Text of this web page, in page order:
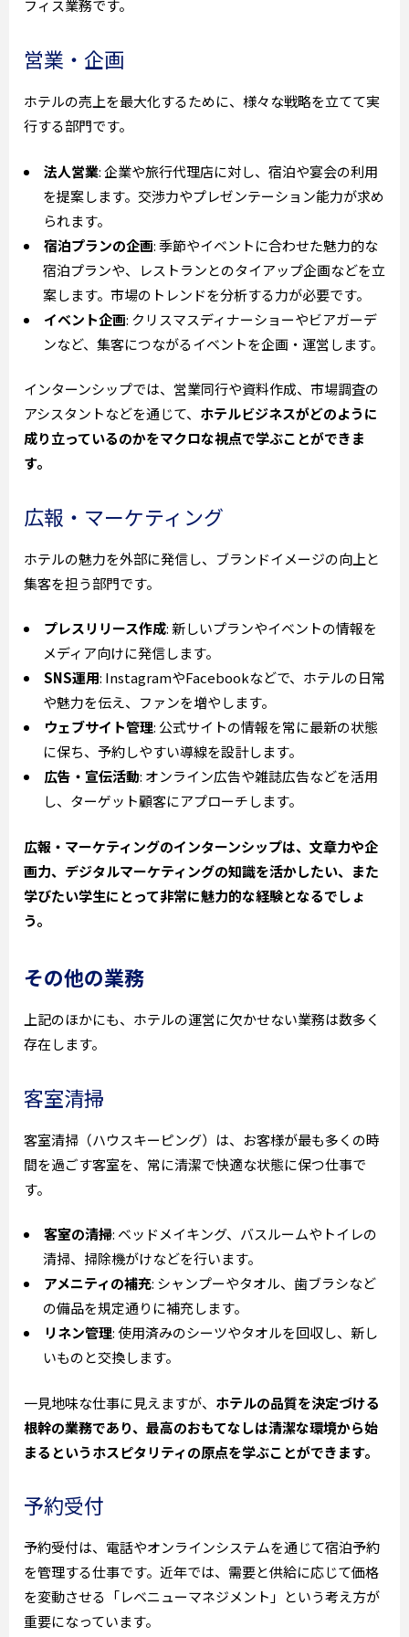
フィス業務です。
営業・企画
ホテルの売上を最大化するために、様々な戦略を立てて実
行する部門です。
法人営業: 企業や旅行代理店に対し、宿泊や宴会の利用
を提案します。交渉力やプレゼンテーション能力が求め
られます。
宿泊プランの企画: 季節やイベントに合わせた魅力的な
宿泊プランや、レストランとのタイアップ企画などを立
案します。市場のトレンドを分析する力が必要です。
イベント企画: クリスマスディナーショーやビアガーデ
ンなど、集客につながるイベントを企画・運営します。
インターンシップでは、営業同行や資料作成、市場調査の
アシスタントなどを通じて、 ホテルビジネスがどのように
成り立っているのかをマクロな視点で学ぶことができま
す。
広報・マーケティング
ホテルの魅力を外部に発信し、ブランドイメージの向上と
集客を担う部門です。
プレスリリース作成: 新しいプランやイベントの情報を
メディア向けに発信します。
SNS運用: InstagramやFacebookなどで、ホテルの日常
や魅力を伝え、ファンを増やします。
ウェブサイト管理: 公式サイトの情報を常に最新の状態
に保ち、予約しやすい導線を設計します。
広告・宣伝活動: オンライン広告や雑誌広告などを活用
し、ターゲット顧客にアプローチします。
広報・マーケティングのインターンシップは、文章力や企
画力、デジタルマーケティングの知識を活かしたい、また
学びたい学生にとって非常に魅力的な経験となるでしょ
う。
その他の業務
上記のほかにも、ホテルの運営に欠かせない業務は数多く
存在します。
客室清掃
客室清掃（ハウスキーピング）は、お客様が最も多くの時
間を過ごす客室を、常に清潔で快適な状態に保つ仕事で
す。
客室の清掃: ベッドメイキング、バスルームやトイレの
清掃、掃除機がけなどを行います。
アメニティの補充: シャンプーやタオル、歯ブラシなど
の備品を規定通りに補充します。
リネン管理: 使用済みのシーツやタオルを回収し、新し
いものと交換します。
一見地味な仕事に見えますが、 ホテルの品質を決定づける
根幹の業務であり、最高のおもてなしは清潔な環境から始
まるというホスピタリティの原点を学ぶことができます。
予約受付
予約受付は、電話やオンラインシステムを通じて宿泊予約
を管理する仕事です。近年では、需要と供給に応じて価格
を変動させる「レベニューマネジメント」という考え方が
重要になっています。